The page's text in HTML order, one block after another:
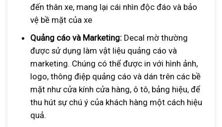
đến thân xe, mang lại cái nhìn độc đáo và bảo
vệ bề mặt của xe
Quảng cáo và Marketing:Decal mờ thường
được sử dụng làm vật liệu quảng cáo và
marketing. Chúng có thể được in với hình ảnh,
logo, thông điệp quảng cáo và dán trên các bề
mặt như cửa kính cửa hàng, ô tô, bảng hiệu, để
thu hút sự chú ý của khách hàng một cách hiệu
quả.